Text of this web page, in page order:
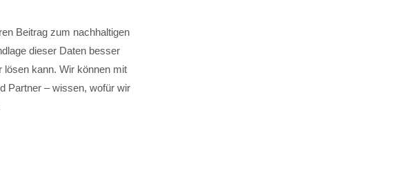
Beitrag zum nachhaltigen
dieser Daten besser
kann. Wir können mit
Partner – wissen, wofür wir